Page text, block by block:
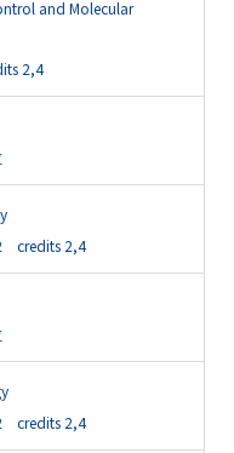
and Molecular
2,4
credits 2,4
credits 2,4